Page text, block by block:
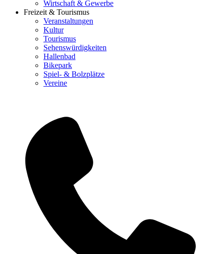
Wirtschaft & Gewerbe
Freizeit & Tourismus
Veranstaltungen
Kultur
Tourismus
Sehenswürdigkeiten
Hallenbad
Bikepark
Spiel- & Bolzplätze
Vereine